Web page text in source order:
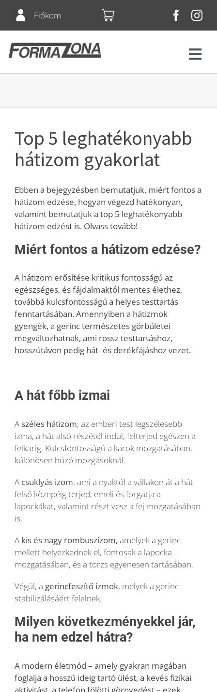
content
Fiókom
Csoportos órák
Árlista
Blog
Wellness
Rólunk
Kapcsolat
Top 5 leghatékonyabb
hátizom gyakorlat
Ebben a bejegyzésben bemutatjuk, miért fontos a
hátizom edzése, hogyan végezd hatékonyan,
valamint bemutatjuk a top 5 leghatékonyabb
hátizom edzést is. Olvass tovább!
Miért fontos a hátizom edzése?
A hátizom erősítése kritikus fontosságú az
egészséges, és fájdalmaktól mentes élethez,
továbbá kulcsfontosságú a helyes testtartás
fenntartásában. Amennyiben a hátizmok
gyengék, a gerinc természetes görbületei
megváltozhatnak, ami rossz testtartáshoz,
hosszútávon pedig hát- és derékfájáshoz vezet.
A hát főbb izmai
A széles hátizom, az emberi test legszélesebb
izma, a hát alsó részétől indul, felterjed egészen a
felkarig. Kulcsfontosságú a karok mozgatásában,
különösen húzó mozgásoknál.
A csuklyás izom, ami a nyaktól a vállakon át a hát
felső közepéig terjed, emeli és forgatja a
lapockákat, valamint részt vesz a fej mozgatásában
is.
A kis és nagy rombuszizom, amelyek a gerinc
mellett helyezkednek el, fontosak a lapocka
mozgatásában, és a törzs egyenesen tartásában.
Végül, a gerincfeszítő izmok, melyek a gerinc
stabilizálásáért felelnek.
Milyen következményekkel jár,
ha nem edzel hátra?
A modern életmód – amely gyakran magában
foglalja a hosszú ideig tartó ülést, a kevés fizikai
aktivitást, a telefon fölötti görnyedést – ezek